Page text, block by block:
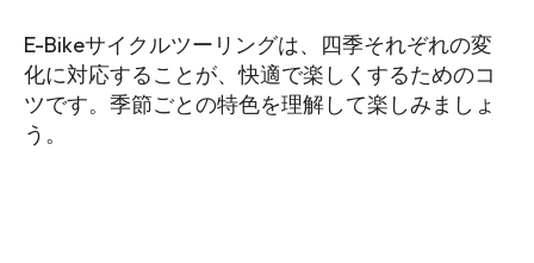
E-Bikeサイクルツーリングは、四季それぞれの変
化に対応することが、快適で楽しくするためのコ
ツです。季節ごとの特色を理解して楽しみましょ
う。